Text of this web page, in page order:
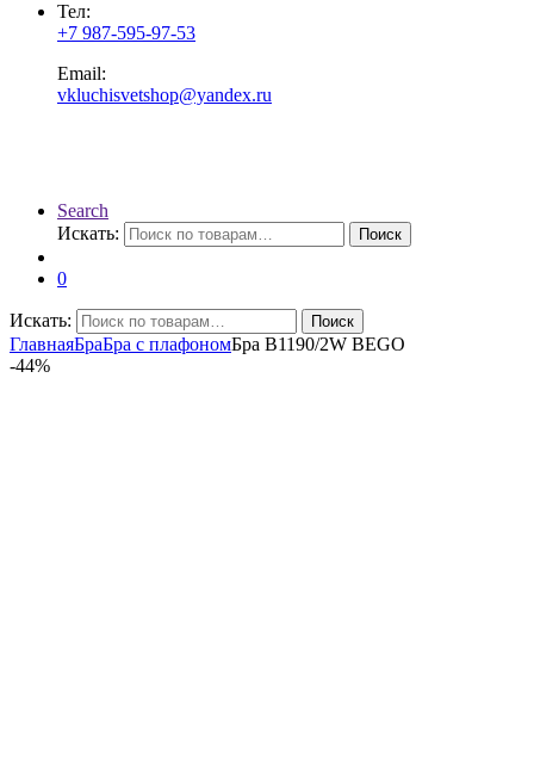
Тел:
+7 987-595-97-53
Email:
vkluchisvetshop@yandex.ru
Search
Искать:
Поиск
0
Искать: Поиск
ГлавнаяБраБра с плафономБра B1190/2W BEGO
-44%